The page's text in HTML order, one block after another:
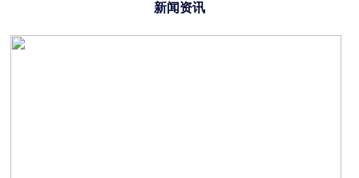
新闻资讯